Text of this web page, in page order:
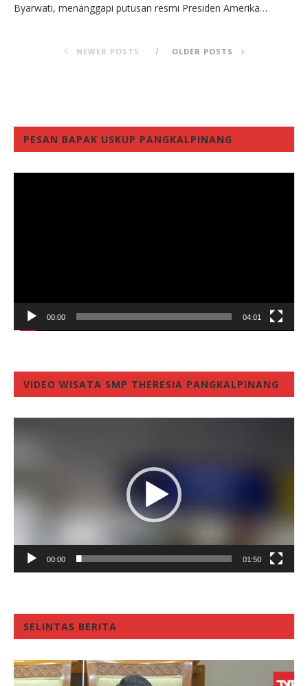
Byarwati, menanggapi putusan resmi Presiden Amerika…
NEWER POSTS OLDER POSTS
PESAN BAPAK USKUP PANGKALPINANG
00:00 04:01
VIDEO WISATA SMP THERESIA PANGKALPINANG
00:00 01:50
SELINTAS BERITA